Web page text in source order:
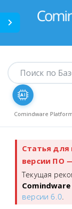
Статья
версии ПО
Текущая
версии 6.0.